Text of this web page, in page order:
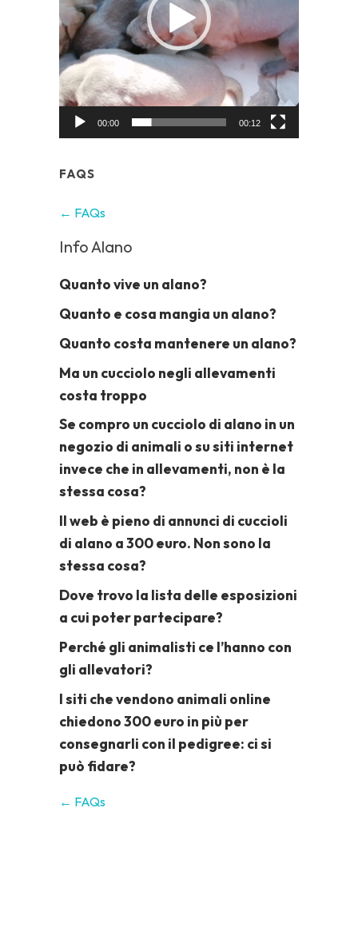
00:00 00:12
FAQS
← FAQs
Info Alano
Quanto vive un alano?
Quanto e cosa mangia un alano?
Quanto costa mantenere un alano?
Ma un cucciolo negli allevamenti
costa troppo
Se compro un cucciolo di alano in un
negozio di animali o su siti internet
invece che in allevamenti, non è la
stessa cosa?
Il web è pieno di annunci di cuccioli
di alano a 300 euro. Non sono la
stessa cosa?
Dove trovo la lista delle esposizioni
a cui poter partecipare?
Perché gli animalisti ce l’hanno con
gli allevatori?
I siti che vendono animali online
chiedono 300 euro in più per
consegnarli con il pedigree: ci si
può fidare?
← FAQs